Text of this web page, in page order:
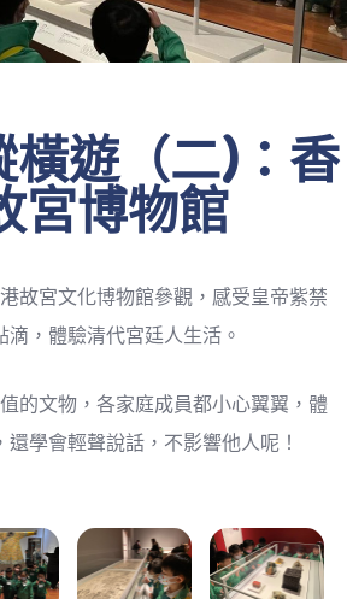
橫遊（二)：香
宮博物館
故宮文化博物館參觀，感受皇帝紫禁
滴，體驗清代宮廷人生活。
的文物，各家庭成員都小心翼翼，體
學會輕聲說話，不影響他人呢！